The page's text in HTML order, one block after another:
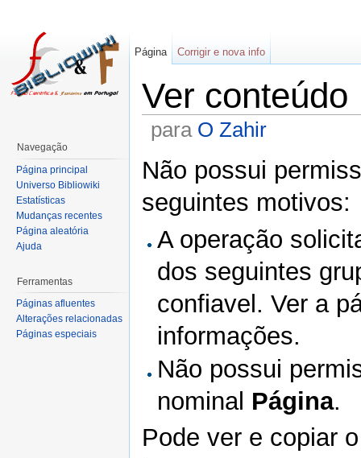
Ver conteúdo
para O Zahir
Não possui
seguintes motivos:
A operação
dos seguintes
confiavel. Ver a
informações.
Não possui
nominal Página.
Pode ver e copiar
Página Corrigir e nova info
Navegação
Página principal
Universo Bibliowiki
Estatísticas
Mudanças recentes
Página aleatória
Ajuda
Ferramentas
Páginas afluentes
Alterações relacionadas
Páginas especiais